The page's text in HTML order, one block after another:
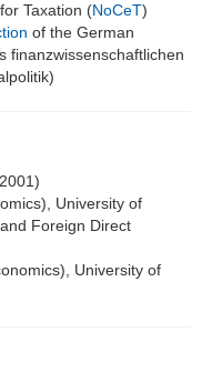
Taxation (NoCeT)
of the German
finanzwissenschaftlichen
University of
Foreign Direct
University of